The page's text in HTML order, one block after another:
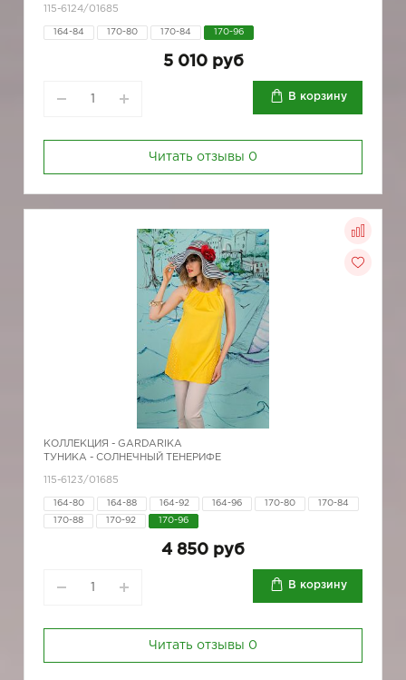
115-6124/01685
164-84 170-80 170-84 170-96
5 010 руб
В корзину
Читать отзывы 0
КОЛЛЕКЦИЯ - GARDARIKA
ТУНИКА - СОЛНЕЧНЫЙ ТЕНЕРИФЕ
115-6123/01685
164-80 164-88 164-92 164-96 170-80 170-84
170-88 170-92 170-96
4 850 руб
В корзину
Читать отзывы 0